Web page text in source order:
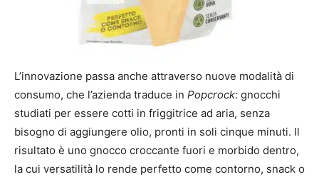
L’innovazione passa anche attraverso nuove modalità di
consumo, che l’azienda traduce in Popcrock: gnocchi
studiati per essere cotti in friggitrice ad aria, senza
bisogno di aggiungere olio, pronti in soli cinque minuti. Il
risultato è uno gnocco croccante fuori e morbido dentro,
la cui versatilità lo rende perfetto come contorno, snack o